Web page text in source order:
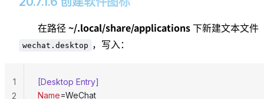
在路径 ~/.local/share/applications 下新建文本文件
wechat.desktop ，写入：
[Desktop Entry]
Name=WeChat
1
2